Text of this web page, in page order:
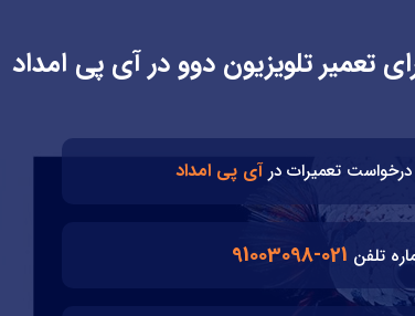
تعمیر تلویزیون دوو در آی پی امداد
درخواست تعمیرات درآی پی امداد
تلفن 021-91003098